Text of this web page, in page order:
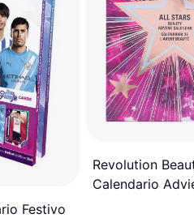
Festivo
Revolution
Calendario